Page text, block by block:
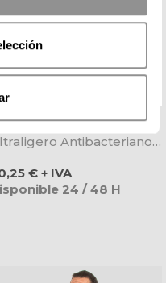
Eva Negro
Antibacteriano -
€ + IVA
24 / 48 H